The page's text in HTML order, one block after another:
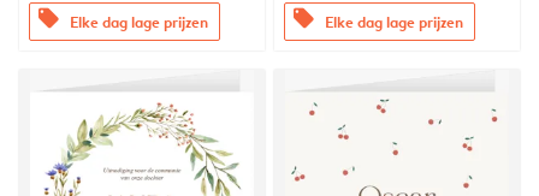
offers Elke dag lage prijzen offers Elke dag lage prijzen